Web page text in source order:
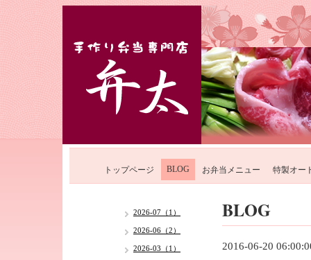
トップページ BLOG お弁当メニュー 特製オー
BLOG
2016-06-20
2026-07（1）
2026-06（2）
2026-03（1）